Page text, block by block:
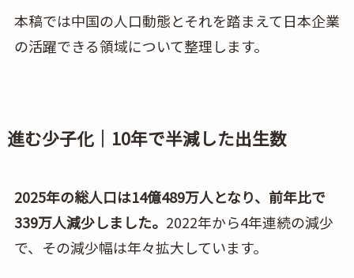
本稿では中国の人口動態とそれを踏まえて日本企業
の活躍できる領域について整理します。
進む少子化｜10年で半減した出生数
2025年の総人口は14億489万人となり、前年比で
339万人減少しました。 2022年から4年連続の減少
で、その減少幅は年々拡大しています。